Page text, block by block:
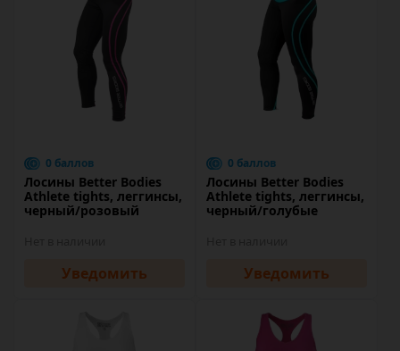
0 баллов
Лосины Better Bodies
Athlete tights, леггинсы,
черный/розовый
Уведомить
0 баллов
Лосины Better Bodies
Athlete tights, леггинсы,
черный/голубые
Уведомить